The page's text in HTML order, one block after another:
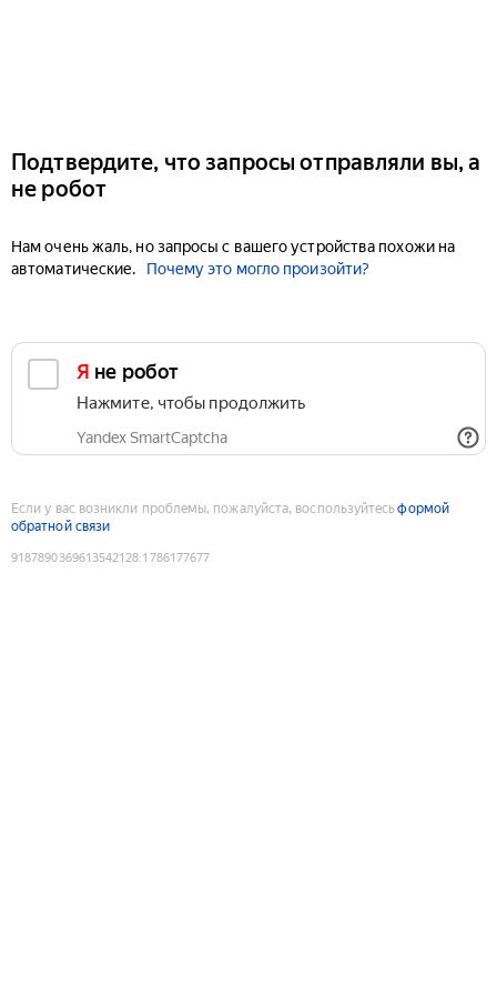
Подтвердите, что запросы отправляли вы, а
не робот
Нам очень жаль, но запросы с вашего устройства похожи на
автоматические.
Почему это могло произойти?
Я не робот
Нажмите, чтобы продолжить
Yandex SmartCaptcha
Если у вас возникли проблемы, пожалуйста, воспользуйтесьформой
обратной связи
9187890369613542128:1786177677